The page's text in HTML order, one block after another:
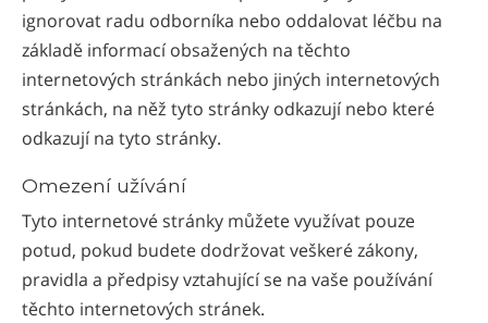
ignorovat radu odborníka nebo oddalovat léčbu na
základě informací obsažených na těchto
internetových stránkách nebo jiných internetových
stránkách, na něž tyto stránky odkazují nebo které
odkazují na tyto stránky.
Omezení užívání
Tyto internetové stránky můžete využívat pouze
potud, pokud budete dodržovat veškeré zákony,
pravidla a předpisy vztahující se na vaše používání
těchto internetových stránek.